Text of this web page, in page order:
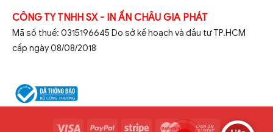
CÔNG TY TNHH SX - IN ẤN CHÂU GIA PHÁT
Mã số thuế: 0315196645 Do sở kế hoạch và đầu tư TP.HCM
cấp ngày 08/08/2018